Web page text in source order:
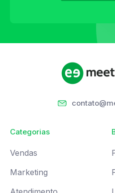
Categorias
Vendas
Marketing